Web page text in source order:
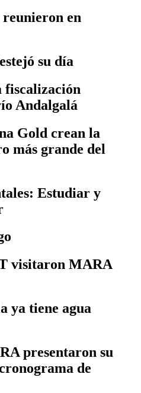
en
su día
Andalgalá
Gold crean la
más grande del
Estudiar y
visitaron MARA
ya tiene agua
presentaron su
de